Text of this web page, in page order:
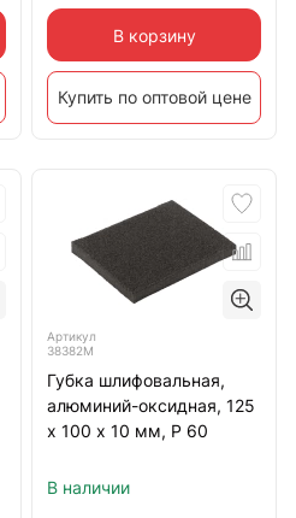
В корзину
Купить по оптовой цене
Артикул
38382М
Губка шлифовальная,
алюминий-оксидная, 125
х 100 х 10 мм, Р 60
В наличии